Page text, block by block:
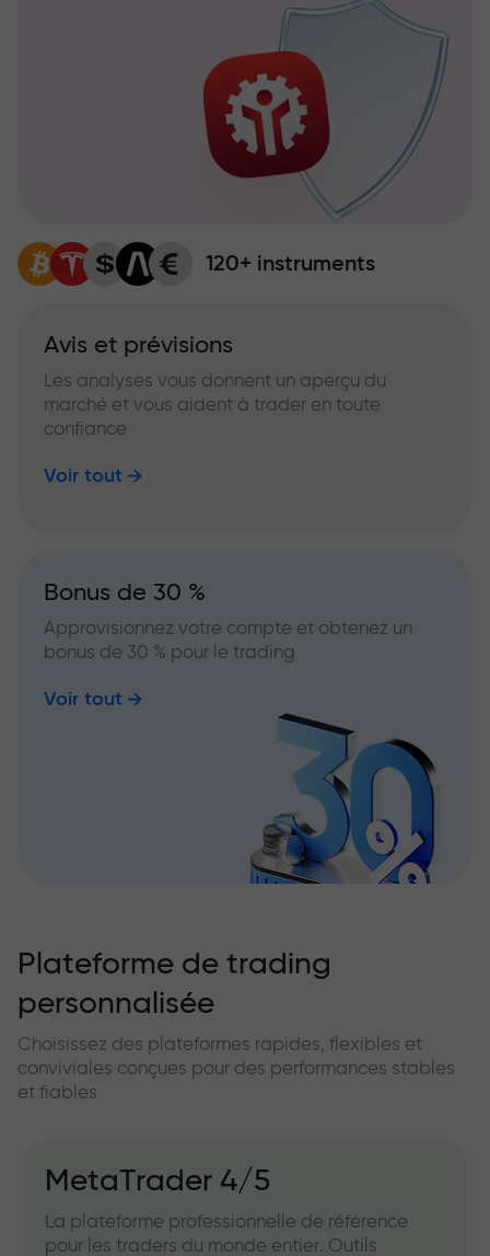
120+ instruments
Avis et prévisions
Les analyses vous donnent un aperçu du
marché et vous aident à trader en toute
confiance
Voir tout
Bonus de 30 %
Approvisionnez votre compte et obtenez un
bonus de 30 % pour le trading
Voir tout
Plateforme de trading
personnalisée
Choisissez des plateformes rapides, flexibles et
conviviales conçues pour des performances stables
et fiables
MetaTrader 4/5
La plateforme professionnelle de référence
pour les traders du monde entier. Outils